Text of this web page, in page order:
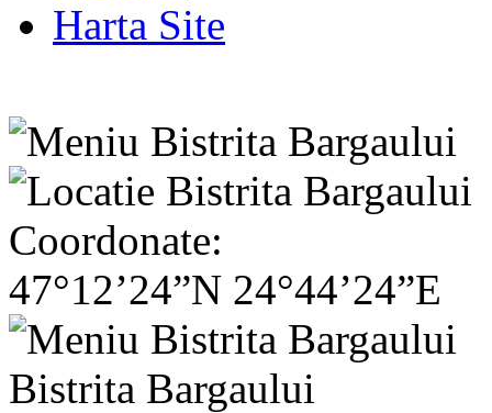
Harta Site
Coordonate:
47°12’24”N 24°44’24”E
Bistrita Bargaului